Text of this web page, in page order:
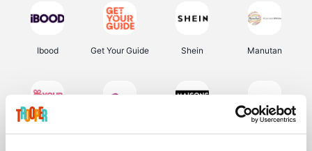
Ibood Get Your Guide Shein Manutan